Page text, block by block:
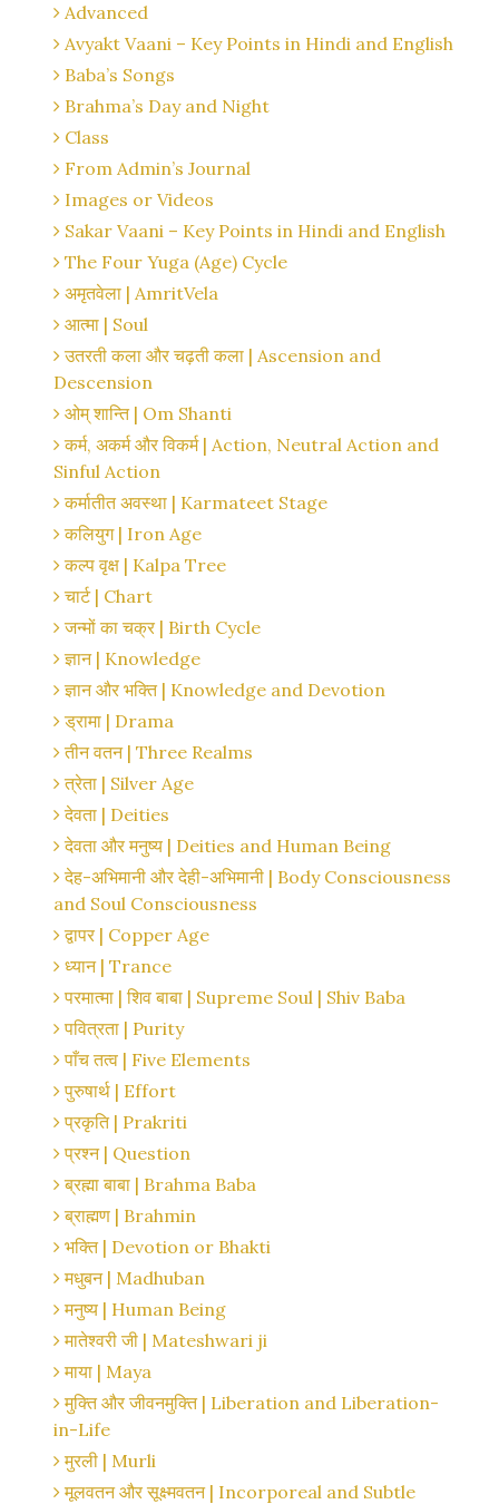
Advanced
Avyakt Vaani – Key Points in Hindi and English
Baba’s Songs
Brahma’s Day and Night
Class
From Admin’s Journal
Images or Videos
Sakar Vaani – Key Points in Hindi and English
The Four Yuga (Age) Cycle
अमृतवेला | AmritVela
आत्मा | Soul
उतरती कला और चढ़ती कला | Ascension and
Descension
ओम् शान्ति | Om Shanti
कर्म, अकर्म और विकर्म | Action, Neutral Action and
Sinful Action
कर्मातीत अवस्था | Karmateet Stage
कलियुग | Iron Age
कल्प वृक्ष | Kalpa Tree
चार्ट | Chart
जन्मों का चक्र | Birth Cycle
ज्ञान | Knowledge
ज्ञान और भक्ति | Knowledge and Devotion
ड्रामा | Drama
तीन वतन | Three Realms
त्रेता | Silver Age
देवता | Deities
देवता और मनुष्य | Deities and Human Being
देह-अभिमानी और देही-अभिमानी | Body Consciousness
and Soul Consciousness
द्वापर | Copper Age
ध्यान | Trance
परमात्मा | शिव बाबा | Supreme Soul | Shiv Baba
पवित्रता | Purity
पाँच तत्व | Five Elements
पुरुषार्थ | Effort
प्रकृति | Prakriti
प्रश्न | Question
ब्रह्मा बाबा | Brahma Baba
ब्राह्मण | Brahmin
भक्ति | Devotion or Bhakti
मधुबन | Madhuban
मनुष्य | Human Being
मातेश्वरी जी | Mateshwari ji
माया | Maya
मुक्ति और जीवनमुक्ति | Liberation and Liberation-
in-Life
मुरली | Murli
मूलवतन और सूक्ष्मवतन | Incorporeal and Subtle